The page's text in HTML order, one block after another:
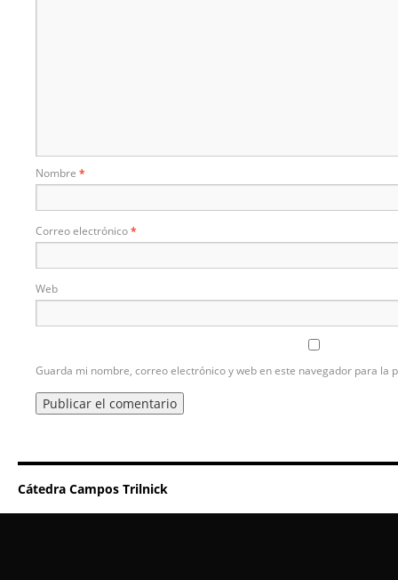
Nombre *
Correo electrónico*
Web
Guarda mi nombre, correo electrónico y web en este navegador para la
Cátedra Campos Trilnick